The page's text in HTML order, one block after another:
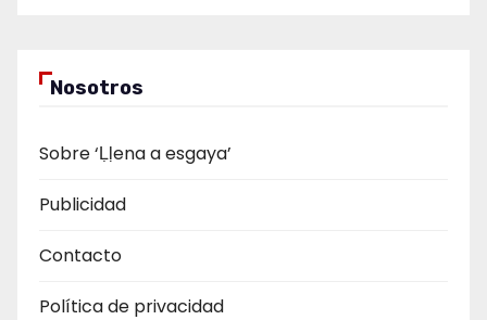
Nosotros
Sobre ‘Ḷḷena a esgaya’
Publicidad
Contacto
Política de privacidad